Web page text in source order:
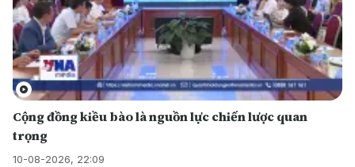
Cộng đồng kiều bào là nguồn lực chiến lược quan
trọng
10-08-2026, 22:09